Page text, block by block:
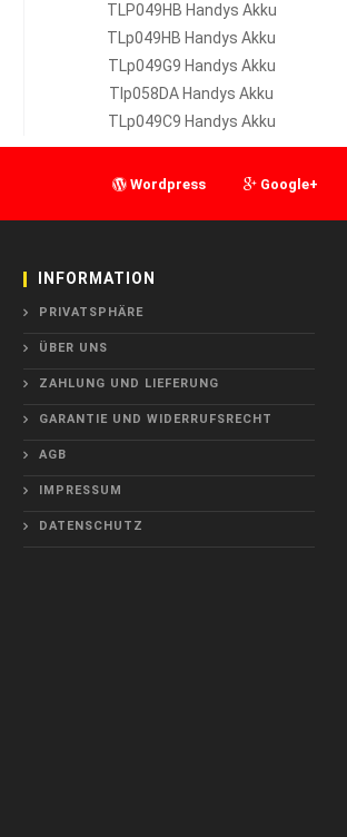
TLP049HB Handys Akku
TLp049HB Handys Akku
TLp049G9 Handys Akku
Tlp058DA Handys Akku
TLp049C9 Handys Akku
Wordpress Google+
INFORMATION
PRIVATSPHÄRE
ÜBER UNS
ZAHLUNG UND LIEFERUNG
GARANTIE UND WIDERRUFSRECHT
AGB
IMPRESSUM
DATENSCHUTZ